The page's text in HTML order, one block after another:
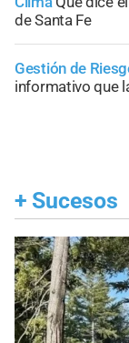
de Santa Fe
Gestión de
informativo que
+ Sucesos